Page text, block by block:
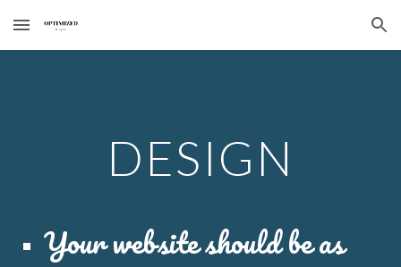
Skip to main content Skip to navigation
DESIGN
Your website should be as